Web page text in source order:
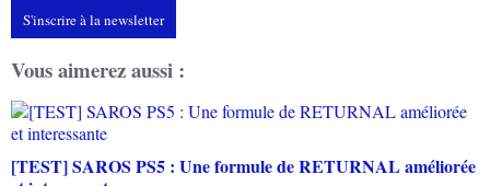
S'inscrire à la newsletter
Vous aimerez aussi :
[TEST] SAROS PS5 : Une formule de RETURNAL améliorée